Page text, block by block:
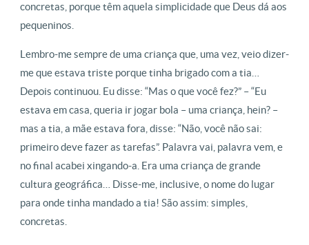
concretas, porque têm aquela simplicidade que Deus dá aos
pequeninos.
Lembro-me sempre de uma criança que, uma vez, veio dizer-
me que estava triste porque tinha brigado com a tia…
Depois continuou. Eu disse: “Mas o que você fez?” – “Eu
estava em casa, queria ir jogar bola – uma criança, hein? –
mas a tia, a mãe estava fora, disse: “Não, você não sai:
primeiro deve fazer as tarefas”. Palavra vai, palavra vem, e
no final acabei xingando-a. Era uma criança de grande
cultura geográfica… Disse-me, inclusive, o nome do lugar
para onde tinha mandado a tia! São assim: simples,
concretas.